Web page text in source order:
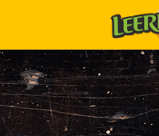
Marke
Rezepte
Produkte